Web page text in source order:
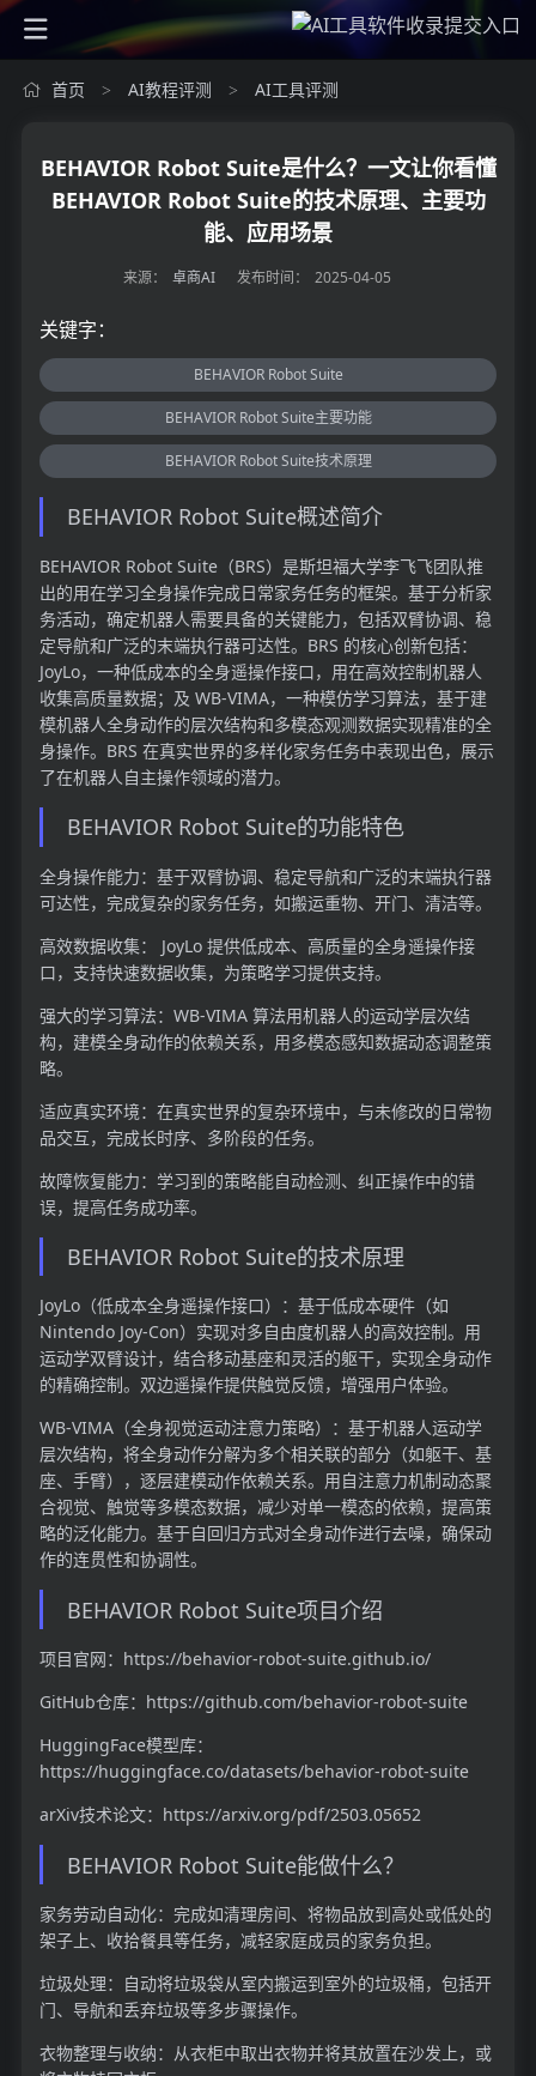
首页 > AI教程评测 > AI工具评测
BEHAVIOR Robot Suite是什么？一文让你看懂
BEHAVIOR Robot Suite的技术原理、主要功
能、应用场景
来源： 卓商AI 发布时间： 2025-04-05
关键字：
BEHAVIOR Robot Suite
BEHAVIOR Robot Suite主要功能
BEHAVIOR Robot Suite技术原理
BEHAVIOR Robot Suite概述简介
BEHAVIOR Robot Suite（BRS）是斯坦福大学李飞飞团队推
出的用在学习全身操作完成日常家务任务的框架。基于分析家
务活动，确定机器人需要具备的关键能力，包括双臂协调、稳
定导航和广泛的末端执行器可达性。BRS 的核心创新包括：
JoyLo，一种低成本的全身遥操作接口，用在高效控制机器人
收集高质量数据；及 WB-VIMA，一种模仿学习算法，基于建
模机器人全身动作的层次结构和多模态观测数据实现精准的全
身操作。BRS 在真实世界的多样化家务任务中表现出色，展示
了在机器人自主操作领域的潜力。
BEHAVIOR Robot Suite的功能特色
全身操作能力：基于双臂协调、稳定导航和广泛的末端执行器
可达性，完成复杂的家务任务，如搬运重物、开门、清洁等。
高效数据收集： JoyLo 提供低成本、高质量的全身遥操作接
口，支持快速数据收集，为策略学习提供支持。
强大的学习算法：WB-VIMA 算法用机器人的运动学层次结
构，建模全身动作的依赖关系，用多模态感知数据动态调整策
略。
适应真实环境：在真实世界的复杂环境中，与未修改的日常物
品交互，完成长时序、多阶段的任务。
故障恢复能力：学习到的策略能自动检测、纠正操作中的错
误，提高任务成功率。
BEHAVIOR Robot Suite的技术原理
JoyLo（低成本全身遥操作接口）：基于低成本硬件（如
Nintendo Joy-Con）实现对多自由度机器人的高效控制。用
运动学双臂设计，结合移动基座和灵活的躯干，实现全身动作
的精确控制。双边遥操作提供触觉反馈，增强用户体验。
WB-VIMA（全身视觉运动注意力策略）：基于机器人运动学
层次结构，将全身动作分解为多个相关联的部分（如躯干、基
座、手臂），逐层建模动作依赖关系。用自注意力机制动态聚
合视觉、触觉等多模态数据，减少对单一模态的依赖，提高策
略的泛化能力。基于自回归方式对全身动作进行去噪，确保动
作的连贯性和协调性。
BEHAVIOR Robot Suite项目介绍
项目官网：https://behavior-robot-suite.github.io/
GitHub仓库：https://github.com/behavior-robot-suite
HuggingFace模型库：
https://huggingface.co/datasets/behavior-robot-suite
arXiv技术论文：https://arxiv.org/pdf/2503.05652
BEHAVIOR Robot Suite能做什么？
家务劳动自动化：完成如清理房间、将物品放到高处或低处的
架子上、收拾餐具等任务，减轻家庭成员的家务负担。
垃圾处理：自动将垃圾袋从室内搬运到室外的垃圾桶，包括开
门、导航和丢弃垃圾等多步骤操作。
衣物整理与收纳：从衣柜中取出衣物并将其放置在沙发上，或